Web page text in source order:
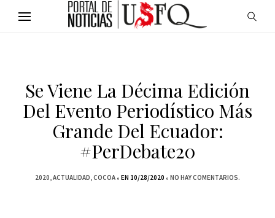
Se Viene La Décima Edición
Del Evento Periodístico Más
Grande Del Ecuador:
#PerDebate20
2020 ACTUALIDAD COCOA EN 10/28/2020 NO HAY COMENTARIOS.